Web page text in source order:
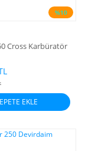
%10
Cross Karbüratör
EKLE